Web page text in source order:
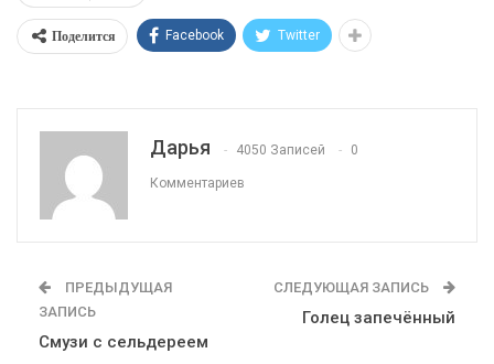
Поделится Facebook Twitter
Дарья 4050 Записей 0
Комментариев
ПРЕДЫДУЩАЯ
ЗАПИСЬ
Смузи с сельдереем
СЛЕДУЮЩАЯ ЗАПИСЬ
Голец запечённый